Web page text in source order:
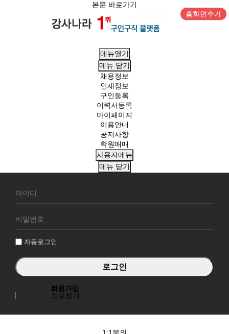
본문 바로가기
홈화면추가
메뉴열기
메뉴 닫기
채용정보
인재정보
구인등록
이력서등록
마이페이지
이용안내
공지사항
학원매매
사용자메뉴
메뉴 닫기
원
그
자동로그인
회원가입
정보찾기